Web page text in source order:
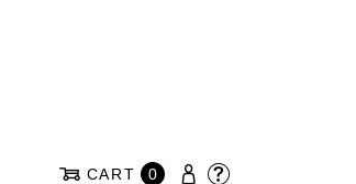
CART 0